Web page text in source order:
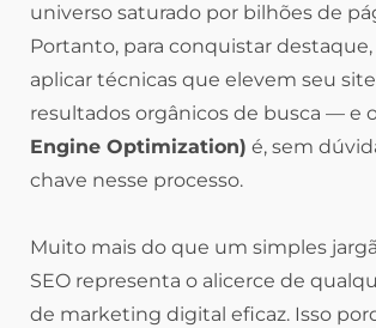
universo saturado por bilhões de
Portanto, para conquistar
aplicar técnicas que elevem seu
resultados orgânicos de busca — e
Engine Optimization) é, sem
chave nesse processo.
Muito mais do que um simples
SEO representa o alicerce de
de marketing digital eficaz. Isso